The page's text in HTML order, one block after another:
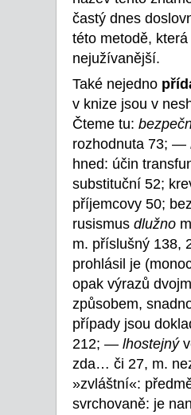
častý dnes
této metodě,
nejužívanější.
Také nejedno
v knize jsou v
Čteme tu:
rozhodnuta 73; —
hned: účin
substituční 52;
příjemcovy 50;
rusismus dlužno
m. příslušný
prohlásil je
opak výrazů
způsobem,
případy jsou
212; — lhostejný
zda… či 27, m.
»zvláštní«:
svrchovaně: je